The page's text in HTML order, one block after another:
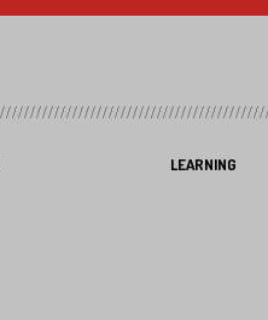
LEARNING